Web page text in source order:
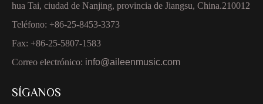
hua Tai, ciudad de Nanjing, provincia de Jiangsu, China.210012
Teléfono: +86-25-8453-3373
Fax: +86-25-5807-1583
Correo electrónico: info@aileenmusic.com
SÍGANOS